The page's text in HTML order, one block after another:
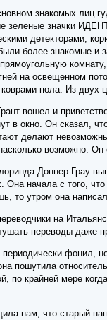
знакомых лиц
зеленые значки
детекторами,
более знакомые и
на освещенном
коврами пола. Из
вошел и
в окно. Он сказал,
делают
возможно.
Доннер-Грау
Она начала с того,
то утром она
на
переводы даже
фонил,
пошутила
по крайней мере
нам, что старый